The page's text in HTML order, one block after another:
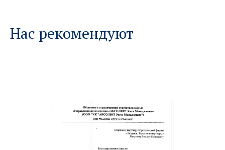
Нас рекомендуют